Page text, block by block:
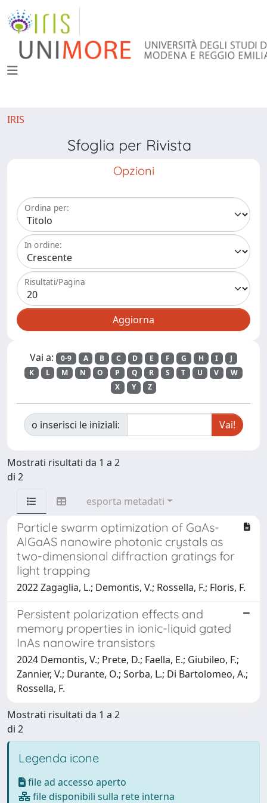
IRIS
Sfoglia per Rivista
Opzioni
Ordina per:
In ordine:
Risultati/Pagina
Vai a: 0-9 A B C D E F G H I
J
K
L M N O P Q R S T U V
W
X
Y Z
o inserisci le iniziali:
Mostrati risultati da 1 a 2
di 2
esporta metadati
Particle swarm optimization of GaAs-
AlGaAS nanowire photonic crystals as
two-dimensional diffraction gratings for
light trapping
2022 Zagaglia, L.; Demontis, V.; Rossella, F.; Floris, F.
Persistent polarization effects and
memory properties in ionic-liquid gated
InAs nanowire transistors
2024 Demontis, V.; Prete, D.; Faella, E.; Giubileo, F.;
Zannier, V.; Durante, O.; Sorba, L.; Di Bartolomeo, A.;
Rossella, F.
Mostrati risultati da 1 a 2
di 2
Legenda icone
file ad accesso aperto
file disponibili sulla rete interna